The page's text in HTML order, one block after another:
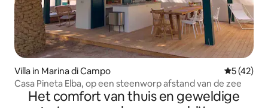
Villa in Marina di Campo
5 (42)
Casa Pineta Elba, op een steenworp afstand van de zee
Het comfort van thuis en geweldige